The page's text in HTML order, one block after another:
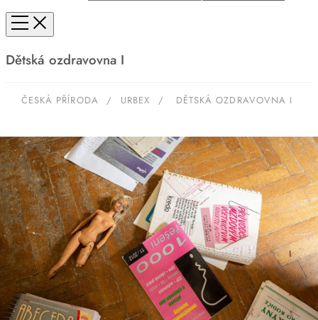
Dětská ozdravovna I
ČESKÁ PŘÍRODA / URBEX / DĚTSKÁ OZDRAVOVNA I